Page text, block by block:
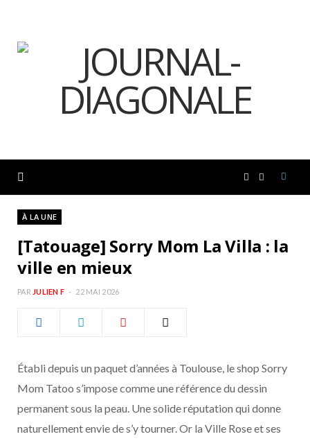
c
o
s
r
À LA UNE
[Tatouage] Sorry Mom La Villa : la
ville en mieux
PAR JULIEN F 22 MAI 2026
Établi depuis un paquet d’années à Toulouse, le shop Sorry
Mom Tatoo s’impose comme une référence du dessin
permanent sous la peau. Une solide réputation qui donne
naturellement envie de s’y tourner. Or la Ville Rose et ses